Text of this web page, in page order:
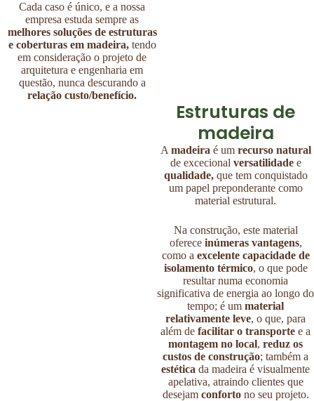
Cada caso é único, e a nossa
empresa estuda sempre as
melhores soluções de estruturas
e coberturas em madeira, tendo
em consideração o projeto de
arquitetura e engenharia em
questão, nunca descurando a
relação custo/benefício.
Estruturas de
madeira
A madeira é um recurso natural
de excecional versatilidade e
qualidade,que tem conquistado
um papel preponderante como
material estrutural.
Na construção, este material
oferece inúmeras vantagens,
como a excelente capacidade de
isolamento térmico, o que pode
resultar numa economia
significativa de energia ao longo do
tempo; é um material
relativamente leve, o que, para
além de facilitar o transporte e a
montagem no local, reduz os
custos de construção; também a
estética da madeira é visualmente
apelativa, atraindo clientes que
desejam confortono seu projeto.